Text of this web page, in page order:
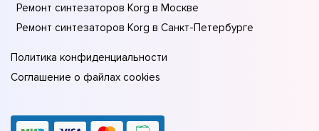
Ремонт синтезаторов Korg в Москве
Ремонт синтезаторов Korg в Санкт-Петербурге
Политика конфиденциальности
Соглашение о файлах cookies